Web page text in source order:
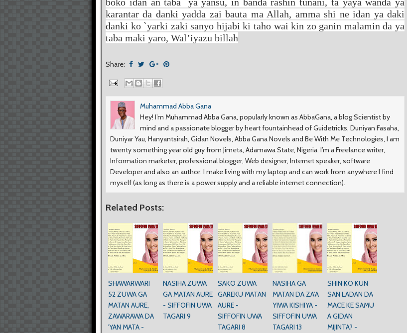
karantar da danki yadda zai bauta ma Allah, amma shi ne idan ya daki
danki ko `yarki zaki sanyo hijabi ki taho wai kin zo ganin malamin da ya
taba maki yaro, Wal’iyazu billah
Share:
Muhammad Abba Gana
Hey! I’m Muhammad Abba Gana, popularly known as AbbaGana, a blog Scientist by
mind and a passionate blogger by heart fountainhead of Guidetricks, Duniyan Fasaha,
Duniyar Yau, Hanyantsirah, Gidan Novels, Abba Gana Novels and Be With Me Technologies, I am
twenty something year old guy from Jimeta, Adamawa State, Nigeria. I’m a Freelance writer,
Information marketer, professional blogger, Web designer, Internet speaker, software
Developer and also an author. I make living with my laptop and can work from anywhere I find
myself (as long as there is a power supply and a reliable internet connection).
Related Posts:
SHAWARWARI
52 ZUWA GA
MATAN AURE,
ZAWARAWA DA
'YAN MATA -
NASIHA ZUWA
GA MATAN AURE
- SIFFOFIN UWA
TAGARI 9
SAKO ZUWA
GAREKU MATAN
AURE -
SIFFOFIN UWA
TAGARI 8
NASIHA GA
MATAN DA ZA’A
YIWA KISHIYA -
SIFFOFIN UWA
TAGARI 13
SHIN KO KUN
SAN LADAN DA
MACE KE SAMU
A GIDAN
MIJINTA? -